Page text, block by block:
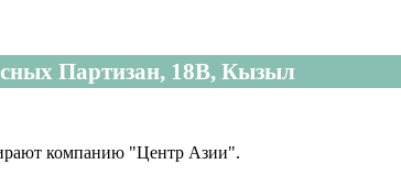
Партизан, 18В, Кызыл
компанию "Центр Азии".